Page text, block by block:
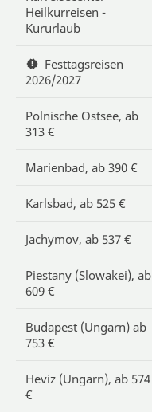
Heilkurreisen -
Kururlaub
Festtagsreisen
2026/2027
Polnische Ostsee, ab
313 €
Marienbad, ab 390 €
Karlsbad, ab 525 €
Jachymov, ab 537 €
Piestany (Slowakei), ab
609 €
Budapest (Ungarn) ab
753 €
Heviz (Ungarn), ab 574
€